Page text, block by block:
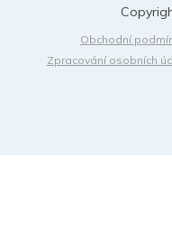
Obchodní
Zpracování osobních